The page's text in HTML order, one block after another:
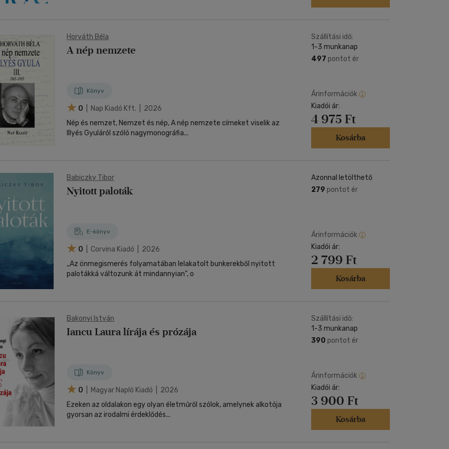
Horváth Béla
A nép nemzete
Könyv
0
| Nap Kiadó Kft. | 2026
Nép és nemzet, Nemzet és nép, A nép nemzete címeket viselik az
Illyés Gyuláról szóló nagymonográfia...
Szállítási idő:
1-3 munkanap
497 pontot ér
Árinformációk
Kiadói ár:
4 975 Ft
Kosárba
Babiczky Tibor
Nyitott paloták
E-könyv
0
| Corvina Kiadó | 2026
,,Az önmegismerés folyamatában lelakatolt bunkerekből nyitott
palotákká változunk át mindannyian", o
Azonnal letölthető
279 pontot ér
Árinformációk
Kiadói ár:
2 799 Ft
Kosárba
Bakonyi István
Iancu Laura lírája és prózája
Könyv
0
| Magyar Napló Kiadó | 2026
Ezeken az oldalakon egy olyan életműről szólok, amelynek alkotója
gyorsan az irodalmi érdeklődés...
Szállítási idő:
1-3 munkanap
390 pontot ér
Árinformációk
Kiadói ár:
3 900 Ft
Kosárba